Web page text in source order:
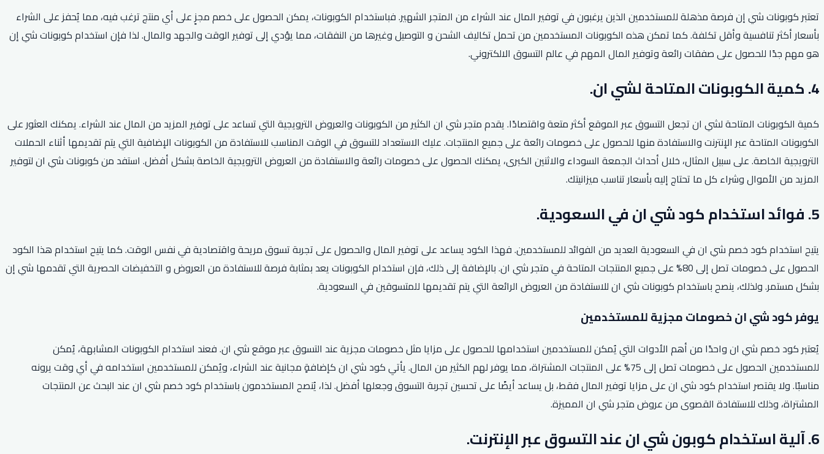
تعتبر كوبونات شي إن فرصة مذهلة للمستخدمين الذين يرغبون في توفير المال عند الشراء من المتجر الشهير. فباستخدام الكوبونات، يمكن الحصول على خصم مجزٍ على أي منتج ترغب فيه، مما يُحفز على الشراء
بأسعار أكثر تنافسية وأقل تكلفة. كما تمكن هذه الكوبونات المستخدمين من تحمل تكاليف الشحن و التوصيل وغيرها من النفقات، مما يؤدي إلى توفير الوقت والجهد والمال. لذا فإن استخدام كوبونات شي إن
هو مهم جدًا للحصول على صفقات رائعة وتوفير المال المهم في عالم التسوق الالكتروني.
4. كمية الكوبونات المتاحة لشي ان.
كمية الكوبونات المتاحة لشي ان تجعل التسوق عبر الموقع أكثر متعة واقتصادًا. يقدم متجر شي ان الكثير من الكوبونات والعروض الترويجية التي تساعد على توفير المزيد من المال عند الشراء. يمكنك العثور على
الكوبونات المتاحة عبر الإنترنت والاستفادة منها للحصول على خصومات رائعة على جميع المنتجات. عليك الاستعداد للتسوق في الوقت المناسب للاستفادة من الكوبونات الإضافية التي يتم تقديمها أثناء الحملات
الترويجية الخاصة. على سبيل المثال، خلال أحداث الجمعة السوداء والاثنين الكبرى، يمكنك الحصول على خصومات رائعة والاستفادة من العروض الترويجية الخاصة بشكل أفضل. استفد من كوبونات شي ان لتوفير
المزيد من الأموال وشراء كل ما تحتاج إليه بأسعار تناسب ميزانيتك.
5. فوائد استخدام كود شي ان في السعودية.
يتيح استخدام كود خصم شي ان في السعودية العديد من الفوائد للمستخدمين. فهذا الكود يساعد على توفير المال والحصول على تجربة تسوق مريحة واقتصادية في نفس الوقت. كما يتيح استخدام هذا الكود
الحصول على خصومات تصل إلى 80% على جميع المنتجات المتاحة في متجر شي ان. بالإضافة إلى ذلك، فإن استخدام الكوبونات يعد بمثابة فرصة للاستفادة من العروض و التخفيضات الحصرية التي تقدمها شي إن
بشكل مستمر. ولذلك، ينصح باستخدام كوبونات شي ان للاستفادة من العروض الرائعة التي يتم تقديمها للمتسوقين في السعودية.
يوفر كود شي ان خصومات مجزية للمستخدمين
يُعتبر كود خصم شي ان واحدًا من أهم الأدوات التي يُمكن للمستخدمين استخدامها للحصول على مزايا مثل خصومات مجزية عند التسوق عبر موقع شي ان. فعند استخدام الكوبونات المشابهة، يُمكن
للمستخدمين الحصول على خصومات تصل إلى 75% على المنتجات المشتراة، مما يوفر لهم الكثير من المال. يأتي كود شي ان كإضافةٍ مجانية عند الشراء، ويُمكن للمستخدمين استخدامه في أي وقت يرونه
مناسبًا. ولا يقتصر استخدام كود شي ان على مزايا توفير المال فقط، بل يساعد أيضًا على تحسين تجربة التسوق وجعلها أفضل. لذا، يُنصح المستخدمون باستخدام كود خصم شي ان عند البحث عن المنتجات
المشتراة، وذلك للاستفادة القصوى من عروض متجر شي ان المميزة.
6. آلية استخدام كوبون شي ان عند التسوق عبر الإنترنت.